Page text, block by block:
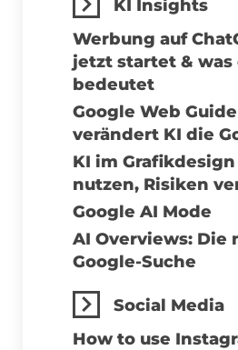
KI Insights
Werbung auf
jetzt startet & was
bedeutet
Google Web Guide
verändert KI die
KI im Grafikdesign
nutzen, Risiken
Google AI Mode
AI Overviews: Die
Google-Suche
Social Media
How to use